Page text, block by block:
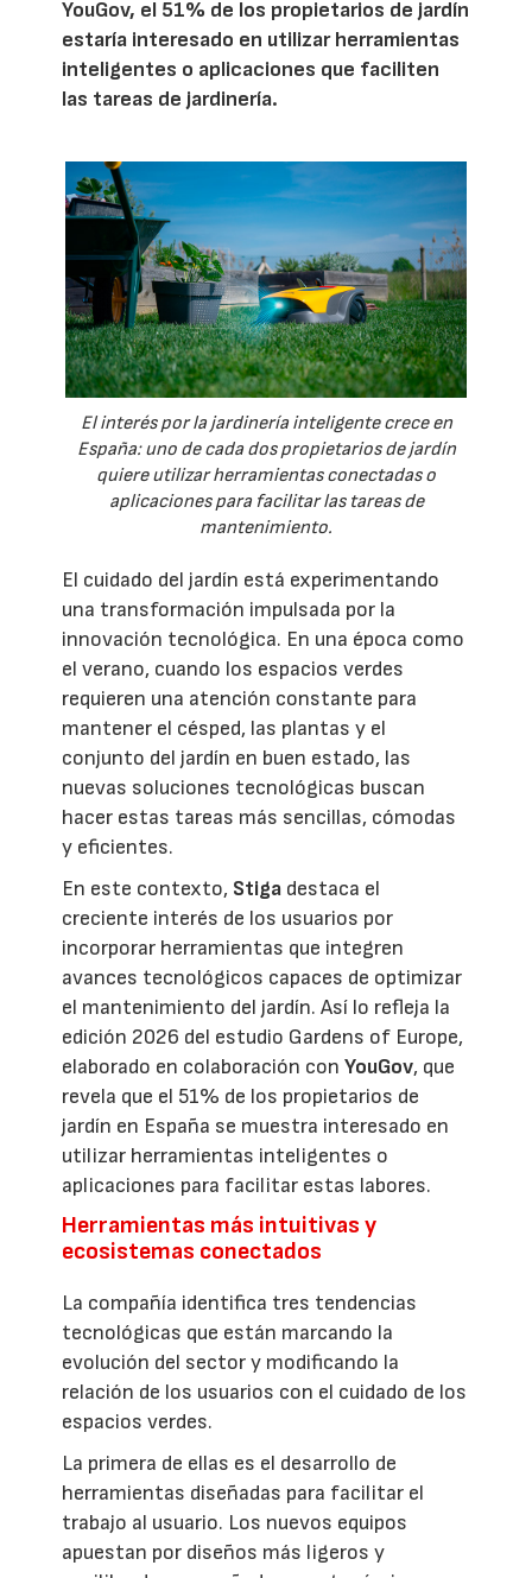
YouGov, el 51% de los propietarios de jardín
estaría interesado en utilizar herramientas
inteligentes o aplicaciones que faciliten
las tareas de jardinería.
El interés por la jardinería inteligente crece en
España: uno de cada dos propietarios de jardín
quiere utilizar herramientas conectadas o
aplicaciones para facilitar las tareas de
mantenimiento.
El cuidado del jardín está experimentando
una transformación impulsada por la
innovación tecnológica. En una época como
el verano, cuando los espacios verdes
requieren una atención constante para
mantener el césped, las plantas y el
conjunto del jardín en buen estado, las
nuevas soluciones tecnológicas buscan
hacer estas tareas más sencillas, cómodas
y eficientes.
En este contexto, Stiga destaca el
creciente interés de los usuarios por
incorporar herramientas que integren
avances tecnológicos capaces de optimizar
el mantenimiento del jardín. Así lo refleja la
edición 2026 del estudio Gardens of Europe,
elaborado en colaboración conYouGov, que
revela que el 51% de los propietarios de
jardín en España se muestra interesado en
utilizar herramientas inteligentes o
aplicaciones para facilitar estas labores.
Herramientas más intuitivas y
ecosistemas conectados
La compañía identifica tres tendencias
tecnológicas que están marcando la
evolución del sector y modificando la
relación de los usuarios con el cuidado de los
espacios verdes.
La primera de ellas es el desarrollo de
herramientas diseñadas para facilitar el
trabajo al usuario. Los nuevos equipos
apuestan por diseños más ligeros y